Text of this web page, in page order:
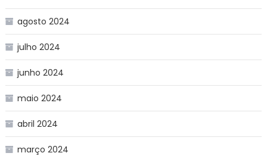
agosto 2024
julho 2024
junho 2024
maio 2024
abril 2024
março 2024